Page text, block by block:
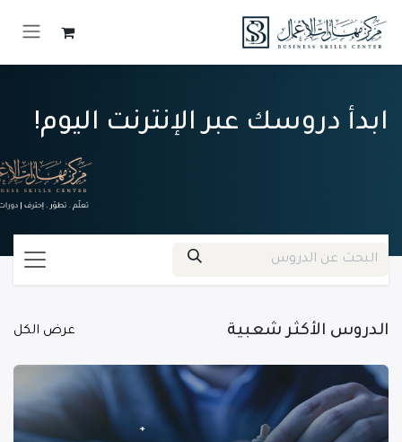
ابدأ دروسك عبر الإنترنت اليوم!
عرض الكل الدروس الأكثر شعبية